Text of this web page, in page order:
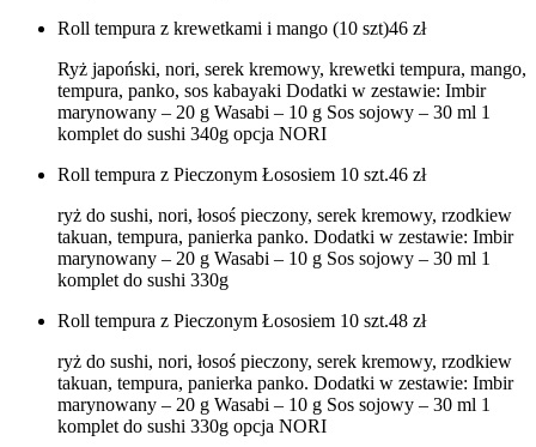
Roll tempura z krewetkami i mango (10 szt)46 zł
Ryż japoński, nori, serek kremowy, krewetki tempura, mango,
tempura, panko, sos kabayaki Dodatki w zestawie: Imbir
marynowany – 20 g Wasabi – 10 g Sos sojowy – 30 ml 1
komplet do sushi 340g opcja NORI
Roll tempura z Pieczonym Łososiem 10 szt.46 zł
ryż do sushi, nori, łosoś pieczony, serek kremowy, rzodkiew
takuan, tempura, panierka panko. Dodatki w zestawie: Imbir
marynowany – 20 g Wasabi – 10 g Sos sojowy – 30 ml 1
komplet do sushi 330g
Roll tempura z Pieczonym Łososiem 10 szt.48 zł
ryż do sushi, nori, łosoś pieczony, serek kremowy, rzodkiew
takuan, tempura, panierka panko. Dodatki w zestawie: Imbir
marynowany – 20 g Wasabi – 10 g Sos sojowy – 30 ml 1
komplet do sushi 330g opcja NORI